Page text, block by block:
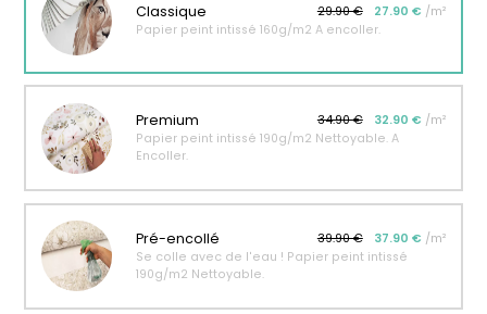
Affiche bébé Mes
premières fois
de
34,90€
Affiche personnalisée
petits carreaux pour
14,90 €
Classique 29.90 € 27.90 € /m²
Papier peint intissé 160g/m2 A encoller.
Premium 34.90 € 32.90 € /m²
Papier peint intissé 190g/m2 Nettoyable. A
Encoller.
Pré-encollé 39.90 € 37.90 € /m²
Se colle avec de l'eau ! Papier peint intissé
190g/m2 Nettoyable.